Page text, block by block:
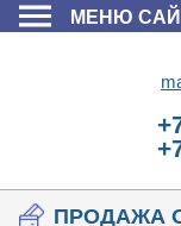
МЕНЮ
ПРОДАЖА